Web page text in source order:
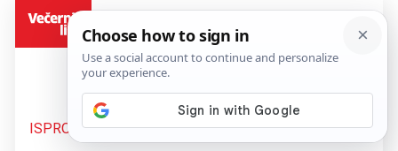
ISPROBAJTE Povratak na članak